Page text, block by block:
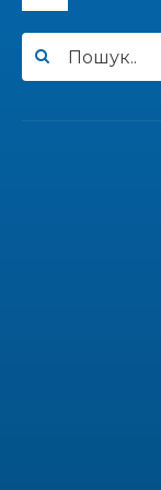
13:33
30 лип
«Дві
Одна з